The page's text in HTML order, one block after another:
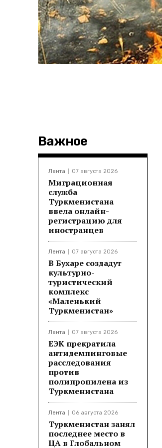
Важное
Лента 07 августа 2026
Миграционная
служба
Туркменистана
ввела онлайн-
регистрацию для
иностранцев
Лента 07 августа 2026
В Бухаре создадут
культурно-
туристический
комплекс
«Маленький
Туркменистан»
Лента 07 августа 2026
ЕЭК прекратила
антидемпинговые
расследования
против
полипропилена из
Туркменистана
Лента 06 августа 2026
Туркменистан занял
последнее место в
ЦА в Глобальном